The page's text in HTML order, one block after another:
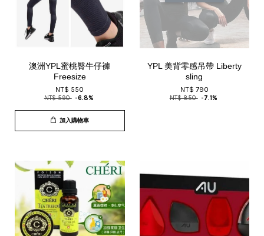
澳洲YPL蜜桃臀牛仔褲
Freesize
NT$ 550
NT$ 590 -6.8%
加入購物車
YPL 美背零感吊帶 Liberty
sling
NT$ 790
NT$ 850 -7.1%